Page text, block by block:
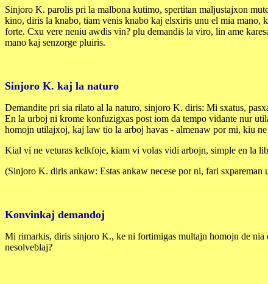
Sinjoro K. parolis pri la malbona kutimo, spertitan maljustajxon
kino, diris la knabo, tiam venis knabo kaj elsxiris unu el mia
forte. Cxu vere neniu awdis vin? plu demandis la viro, lin ame
mano kaj senzorge pluiris.
Sinjoro K. kaj la naturo
Demandite pri sia rilato al la naturo, sinjoro K. diris: Mi sxatus,
En la urboj ni krome konfuzigxas post iom da tempo vidante nur
homojn utilajxoj, kaj law tio la arboj havas - almenaw por mi, kiu
Kial vi ne veturas kelkfoje, kiam vi volas vidi arbojn, simple en la
(Sinjoro K. diris ankaw: Estas ankaw necese por ni, fari sxpareman
Konvinkaj demandoj
Mi rimarkis, diris sinjoro K., ke ni fortimigas multajn homojn de nia
nesolveblaj?